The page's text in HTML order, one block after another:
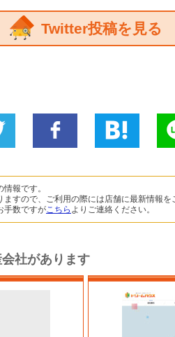
Twitter投稿を見る
ね！
報です。
すので、ご利用の際には店舗に最新情報を
手数ですがこちら よりご連絡ください。
社があります